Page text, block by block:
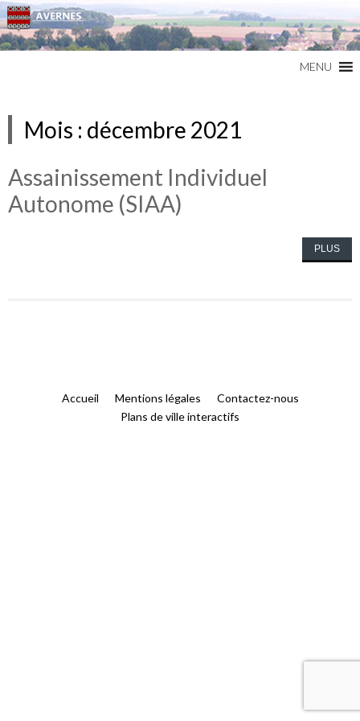
MENU
Mois : décembre 2021
Assainissement Individuel
Autonome (SIAA)
PLUS
Accueil Mentions légales
Contactez-nous
Plans de ville interactifs